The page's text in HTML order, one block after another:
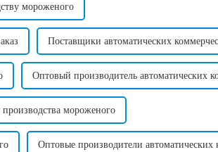
мороженого
Поставщики автоматических
Оптовый производитель автоматических
мороженого
Оптовые производители